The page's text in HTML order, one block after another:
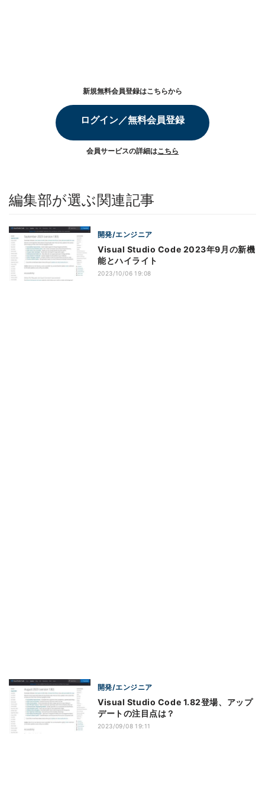
新規無料会員登録はこちらから
ログイン／無料会員登録
会員サービスの詳細はこちら
編集部が選ぶ関連記事
開発/エンジニア
Visual Studio Code 2023年9月の新機
能とハイライト
2023/10/06 19:08
開発/エンジニア
Visual Studio Code 1.82登場、アップ
デートの注目点は？
2023/09/08 19:11